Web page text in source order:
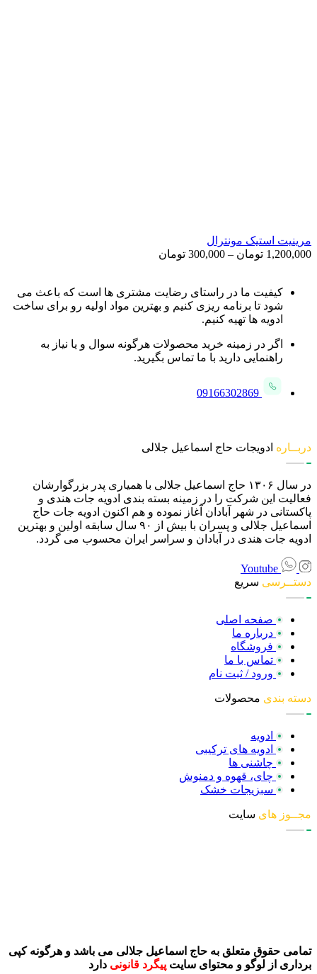
مرینیت استیک مونترال
1,200,000 تومان –
300,000 تومان
through
1,200,000 تومان
کیفیت ما در راستای رضایت مشتری ها است که باعث می
شود تا برنامه ریزی کنیم و بهترین مواد اولیه رو برای ساخت
ادویه ها تهیه کنیم.
اگر در زمینه خرید محصولات هرگونه سوال و یا نیاز به
راهنمایی دارید با ما تماس بگیرید.
09166302869
دربــاره ادویجات حاج اسماعیل جلالی
در سال ۱۳۰۶ حاج اسماعیل جلالی با همیاری پدر بزرگوارشان
فعالیت این شرکت را در زمینه بسته بندی ادویه جات هندی و
پاکستانی در شهر آبادان آغاز نموده و هم اکنون ادویه جات حاج
اسماعیل جلالی و پسران با بیش از ۹۰ سال سابقه اولین و بهترین
ادویه جات هندی در آبادان و سراسر ایران محسوب می گردد.
Youtube
دستــرسی سریع
صفحه اصلی
درباره ما
فروشگاه
تماس با ما
ورود / ثبت نام
دسته بندی محصولات
ادویه
ادویه های ترکیبی
چاشنی ها
چای، قهوه و دمنوش
سبزیجات خشک
مجــوز های سایت
تمامی حقوق متعلق به حاج اسماعیل جلالی می باشد و هرگونه کپی
برداری از لوگو و محتوای سایت پیگرد قانونی دارد